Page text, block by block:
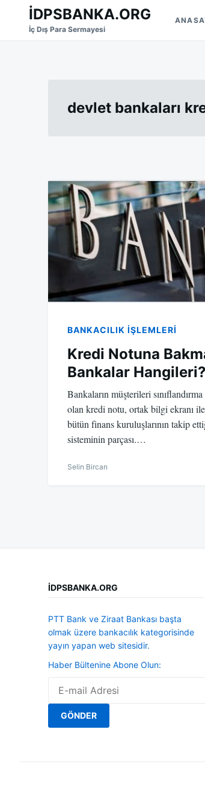
Search
for:
İDPSBANKA.ORG
İç Dış Para Sermayesi
devlet bankaları
BANKACILIK IŞLEMLERI
Kredi Notuna
Bankalar Hangileri?
Bankaların müşterileri
olan kredi notu, ortak bilgi ekranı
bütün finans kuruluşlarının takip
sisteminin parçası.…
Selin Bircan
İDPSBANKA.ORG
PTT Bank ve Ziraat Bankası başta
olmak üzere bankacılık kategorisinde
yayın yapan web sitesidir.
Haber Bültenine Abone Olun: